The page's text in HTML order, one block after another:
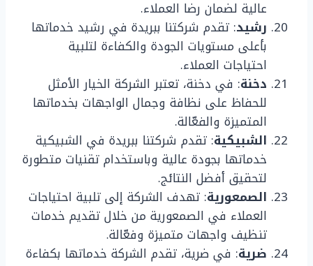
عالية لضمان رضا العملاء.
رشيد: تقدم شركتنا ببريدة في رشيد خدماتها
بأعلى مستويات الجودة والكفاءة لتلبية
احتياجات العملاء.
دخنة: في دخنة، تعتبر الشركة الخيار الأمثل
للحفاظ على نظافة وجمال الواجهات بخدماتها
المتميزة والفعّالة.
الشبيكية: تقدم شركتنا ببريدة في الشبيكية
خدماتها بجودة عالية وباستخدام تقنيات متطورة
لتحقيق أفضل النتائج.
الصمعورية: تهدف الشركة إلى تلبية احتياجات
العملاء في الصمعورية من خلال تقديم خدمات
تنظيف واجهات متميزة وفعّالة.
ضرية: في ضرية، تقدم الشركة خدماتها بكفاءة